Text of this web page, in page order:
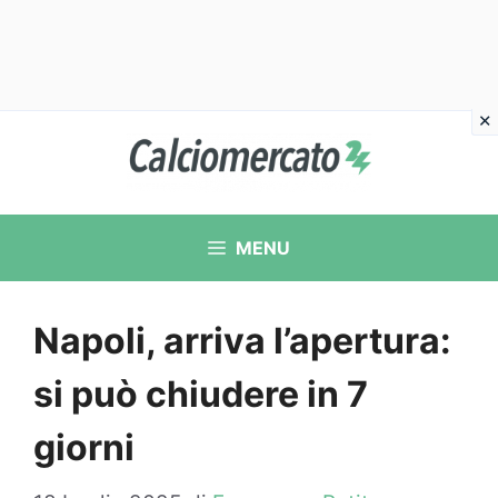
contenuto
MENU
Napoli, arriva l’apertura:
si può chiudere in 7
giorni